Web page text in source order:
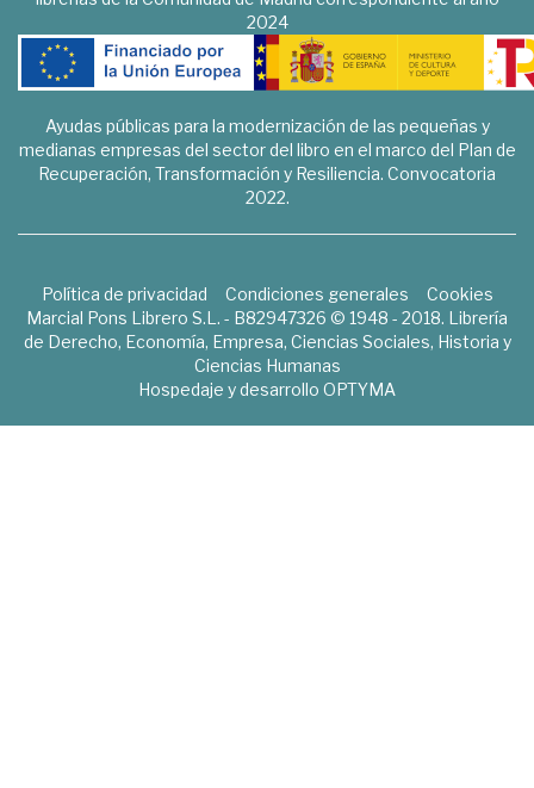
2024
Ayudas públicas para la modernización de las pequeñas y
medianas empresas del sector del libro en el marco del Plan de
Recuperación, Transformación y Resiliencia. Convocatoria
2022.
Política de privacidad Condiciones generales
Cookies
Marcial Pons Librero S.L. - B82947326 © 1948 - 2018. Librería
de Derecho, Economía, Empresa, Ciencias Sociales, Historia y
Ciencias Humanas
Hospedaje y desarrollo OPTYMA